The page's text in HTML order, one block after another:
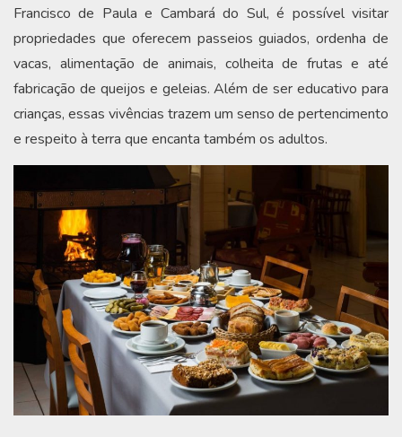
Francisco de Paula e Cambará do Sul, é possível visitar
propriedades que oferecem passeios guiados, ordenha de
vacas, alimentação de animais, colheita de frutas e até
fabricação de queijos e geleias. Além de ser educativo para
crianças, essas vivências trazem um senso de pertencimento
e respeito à terra que encanta também os adultos.